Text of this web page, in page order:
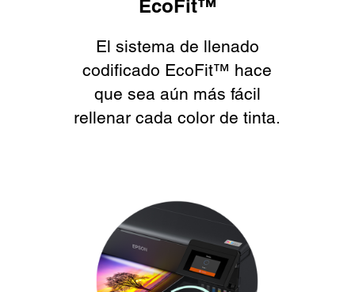
EcoFit™
El sistema de llenado
codificado EcoFit™ hace
que sea aún más fácil
rellenar cada color de tinta.